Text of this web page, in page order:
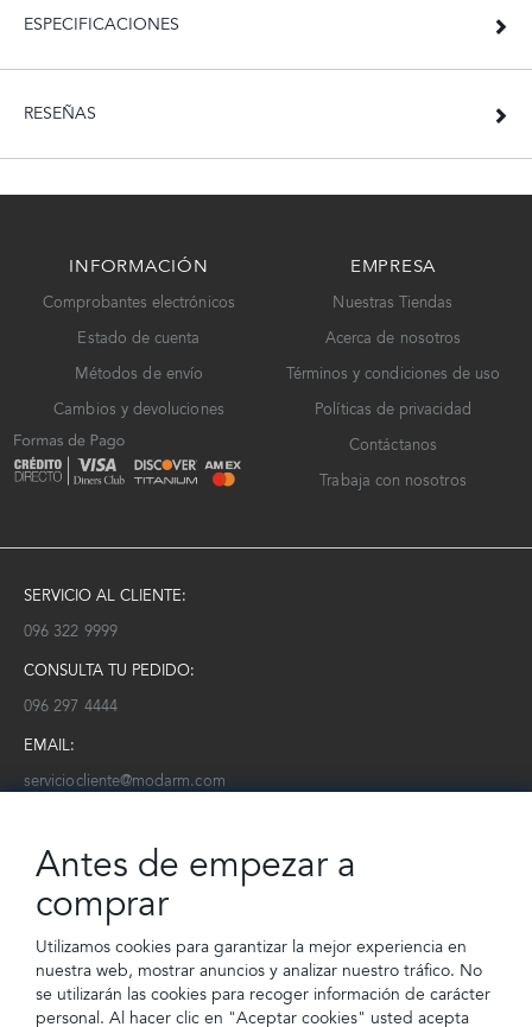
ESPECIFICACIONES
RESEÑAS
INFORMACIÓN
Comprobantes electrónicos
Estado de cuenta
Métodos de envío
Cambios y devoluciones
EMPRESA
Nuestras Tiendas
Acerca de nosotros
Términos y condiciones de uso
Políticas de privacidad
Contáctanos
Trabaja con nosotros
SERVICIO AL CLIENTE:
096 322 9999
CONSULTA TU PEDIDO:
096 297 4444
EMAIL:
serviciocliente@modarm.com
Conoce toda la información sobre últimas colecciones, eventos y
Subscríbete a nuestro newsletter
SUSCRIBIRSE
Antes de empezar a
comprar
Utilizamos cookies para garantizar la mejor experiencia en
nuestra web, mostrar anuncios y analizar nuestro tráfico. No
se utilizarán las cookies para recoger información de carácter
personal. Al hacer clic en "Aceptar cookies" usted acepta